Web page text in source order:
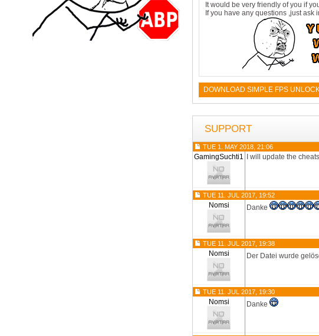
It would be very friendly of you if
If you have any questions ,just ask
DOWNLOAD SIMPLE FPS
SUPPORT
TUE 1. MAY 2018, 21:06
GamingSuchti1 I will update the
TUE 11. JUL 2017, 19:52
Nomsi Danke
TUE 11. JUL 2017, 19:38
Nomsi Der Datei wurde
TUE 11. JUL 2017, 19:30
Nomsi Danke